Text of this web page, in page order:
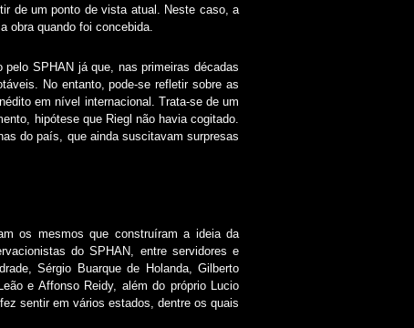
de um ponto de vista atual. Neste caso, a
obra quando foi concebida.
SPHAN já que, nas primeiras décadas
No entanto, pode-se refletir sobre as
em nível internacional. Trata-se de um
hipótese que Riegl não havia cogitado.
do país, que ainda suscitavam surpresas
os mesmos que construíram a ideia da
do SPHAN, entre servidores e
Sérgio Buarque de Holanda, Gilberto
e Affonso Reidy, além do próprio Lucio
sentir em vários estados, dentre os quais